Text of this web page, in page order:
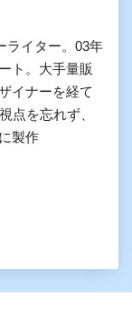
ライター。03年
ト。大手量販
イナーを経て
点を忘れず、
製作